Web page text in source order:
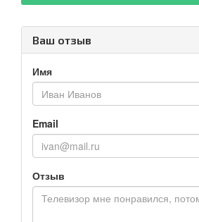
Ваш отзыв
Имя
Email
Отзыв